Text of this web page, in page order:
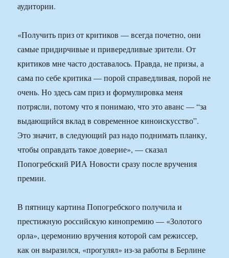
аудитории.
«Получить приз от критиков — всегда почетно, они
самые придирчивые и привередливые зрители. От
критиков мне часто доставалось. Правда, не призы, а
сама по себе критика — порой справедливая, порой не
очень. Но здесь сам приз и формулировка меня
потрясли, потому что я понимаю, что это аванс — “за
выдающийся вклад в современное киноискусство”.
Это значит, в следующий раз надо поднимать планку,
чтобы оправдать такое доверие», — сказал
Попогребский РИА Новости сразу после вручения
премии.
В пятницу картина Попогребского получила и
престижную российскую кинопремию — «Золотого
орла», церемонию вручения которой сам режиссер,
как он выразился, «прогулял» из-за работы в Берлине